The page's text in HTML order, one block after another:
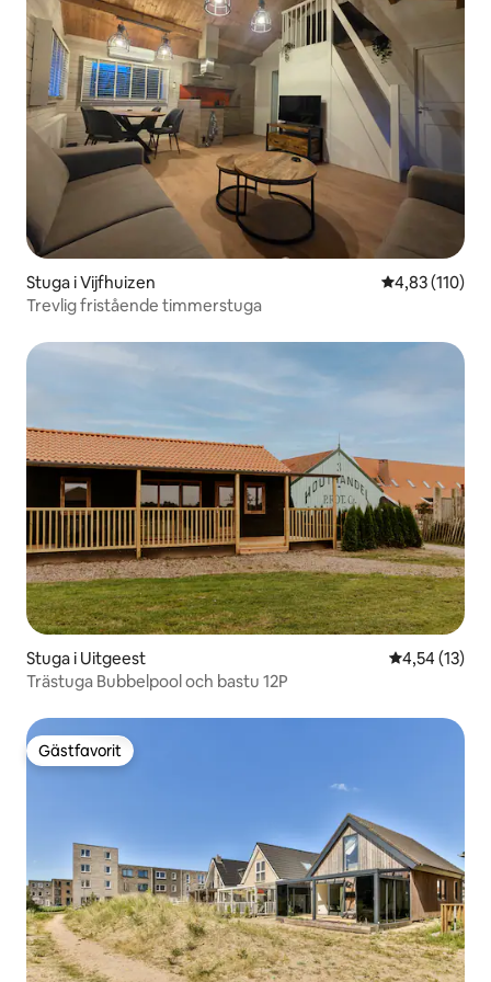
Stuga i Vijfhuizen 4,83 av 5 i
4,83 (110)
Trevlig fristående timmerstuga
Stuga i Uitgeest 4,54 av 5 i
4,54 (13)
Trästuga Bubbelpool och bastu 12P
Gästfavorit
Gästfavorit